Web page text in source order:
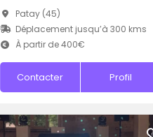
Patay (45)
Déplacement jusqu’à 300 kms
À partir de 400€
Contacter Profil